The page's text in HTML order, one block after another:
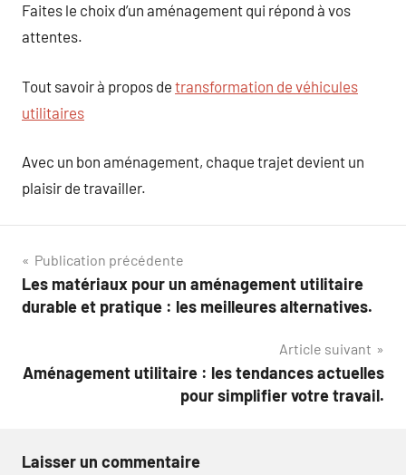
Faites le choix d’un aménagement qui répond à vos
attentes.
Tout savoir à propos de transformation de véhicules
utilitaires
Avec un bon aménagement, chaque trajet devient un
plaisir de travailler.
Navigation
de
Publication précédente
Les matériaux pour un aménagement utilitaire
durable et pratique : les meilleures alternatives.
Article suivant
Aménagement utilitaire : les tendances actuelles
pour simplifier votre travail.
Laisser un commentaire